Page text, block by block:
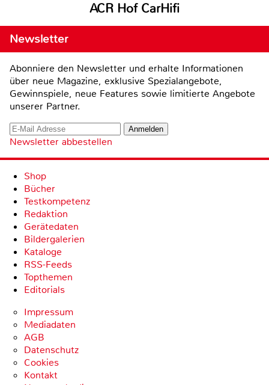
ACR Hof CarHifi
Newsletter
Abonniere den Newsletter und erhalte Informationen
über neue Magazine, exklusive Spezialangebote,
Gewinnspiele, neue Features sowie limitierte Angebote
unserer Partner.
Newsletter abbestellen
Shop
Bücher
Testkompetenz
Redaktion
Gerätedaten
Bildergalerien
Kataloge
RSS-Feeds
Topthemen
Editorials
Impressum
Mediadaten
AGB
Datenschutz
Cookies
Kontakt